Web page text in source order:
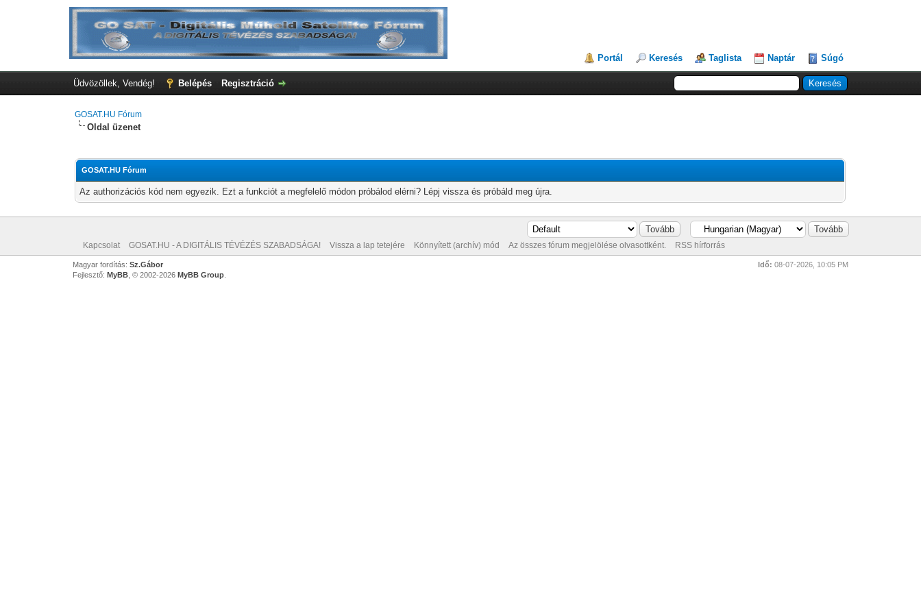
Portál Keresés Taglista Naptár Súgó
Üdvözöllek, Vendég! Belépés Regisztráció
GOSAT.HU Fórum
Oldal üzenet
GOSAT.HU Fórum
Az authorizációs kód nem egyezik. Ezt a funkciót a megfelelő módon próbálod elérni? Lépj vissza és próbáld meg újra.
Kapcsolat GOSAT.HU - A DIGITÁLIS TÉVÉZÉS SZABADSÁGA! Vissza a lap tetejére Könnyített (archív) mód Az összes fórum megjelölése olvasottként. RSS hírforrás
Idő: 08-07-2026, 10:05 PM
Magyar fordítás: Sz.Gábor
Fejlesztő: MyBB, © 2002-2026 MyBB Group.